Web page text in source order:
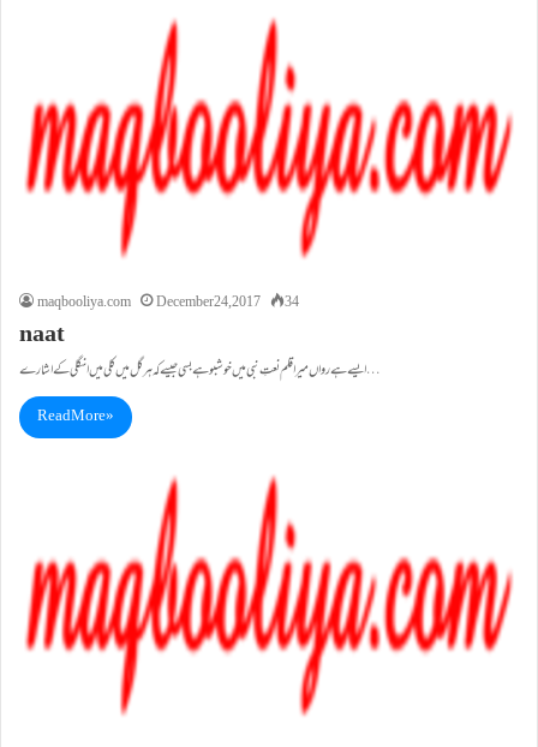
maqbooliya.com December 24, 2017 34
naat
ایسے ہے رواں میراقلم نعتِ نبی میں خوشبو ہے بسی جیسے کہ ہر گل میں کلی میں انگلی کے اشارے…
Read More »